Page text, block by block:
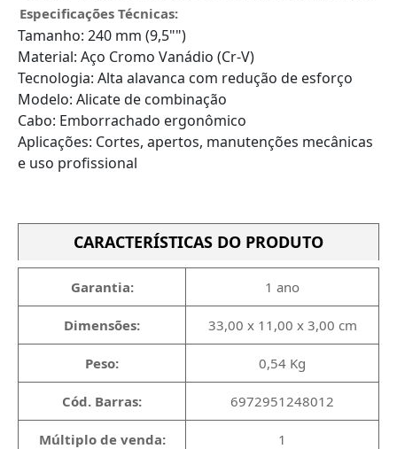
Especificações Técnicas:
Tamanho: 240 mm (9,5"")
Material: Aço Cromo Vanádio (Cr-V)
Tecnologia: Alta alavanca com redução de esforço
Modelo: Alicate de combinação
Cabo: Emborrachado ergonômico
Aplicações: Cortes, apertos, manutenções mecânicas
e uso profissional
CARACTERÍSTICAS DO PRODUTO
Garantia: 1 ano
Dimensões: 33,00 x 11,00 x 3,00 cm
Peso: 0,54 Kg
Cód. Barras: 6972951248012
Múltiplo de venda: 1